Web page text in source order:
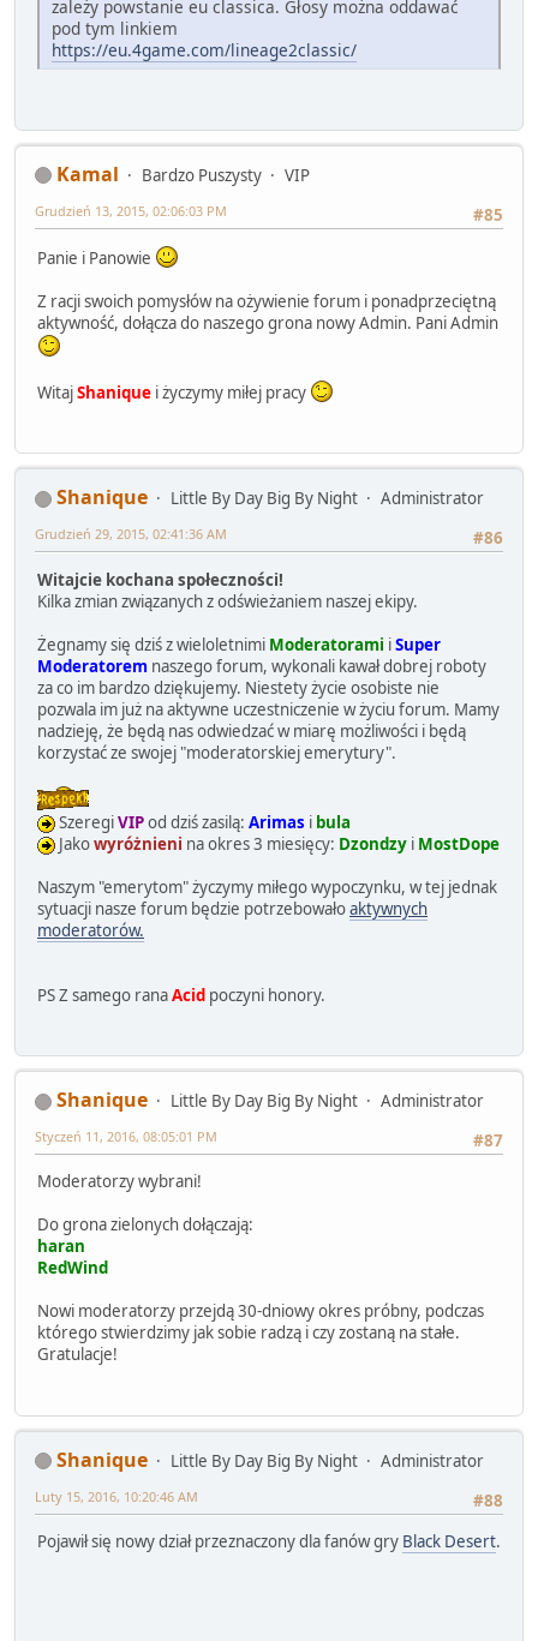
zależy powstanie eu classica. Głosy można oddawać
pod tym linkiem
https://eu.4game.com/lineage2classic/
Kamal Bardzo Puszysty
VIP
#85
Grudzień 13, 2015, 02:06:03 PM
Panie i Panowie
Z racji swoich pomysłów na ożywienie forum i ponadprzeciętną
aktywność, dołącza do naszego grona nowy Admin. Pani Admin
WitajShanique i życzymy miłej pracy
Shanique Little By Day Big By Night
Administrator
#86
Grudzień 29, 2015, 02:41:36 AM
Witajcie kochana społeczności!
Kilka zmian związanych z odświeżaniem naszej ekipy.
Żegnamy się dziś z wieloletnimi Moderatorami iSuper
Moderatorem naszego forum, wykonali kawał dobrej roboty
za co im bardzo dziękujemy. Niestety życie osobiste nie
pozwala im już na aktywne uczestniczenie w życiu forum. Mamy
nadzieję, że będą nas odwiedzać w miarę możliwości i będą
korzystać ze swojej "moderatorskiej emerytury".
SzeregiVIPod dziś zasilą: Arimas i bula
Jakowyróżnieni na okres 3 miesięcy: Dzondzy i MostDope
Naszym "emerytom" życzymy miłego wypoczynku, w tej jednak
sytuacji nasze forum będzie potrzebowałoaktywnych
moderatorów.
PS Z samego ranaAcid poczyni honory.
Shanique Little By Day Big By Night
Administrator
#87
Styczeń 11, 2016, 08:05:01 PM
Moderatorzy wybrani!
Do grona zielonych dołączają:
haran
RedWind
Nowi moderatorzy przejdą 30-dniowy okres próbny, podczas
którego stwierdzimy jak sobie radzą i czy zostaną na stałe.
Gratulacje!
Shanique Little By Day Big By Night
Administrator
#88
Luty 15, 2016, 10:20:46 AM
Pojawił się nowy dział przeznaczony dla fanów gry Black Desert.